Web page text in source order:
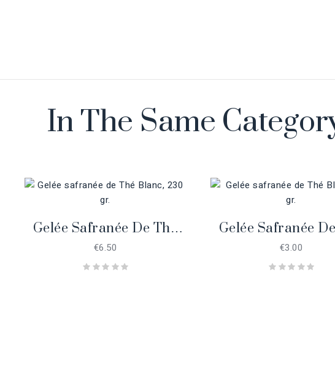
In The Same
Gelée Safranée De Thé
Blanc, 230 Gr.
€6.50
Gelée Safranée
Blanc, 40 Gr.
€3.00